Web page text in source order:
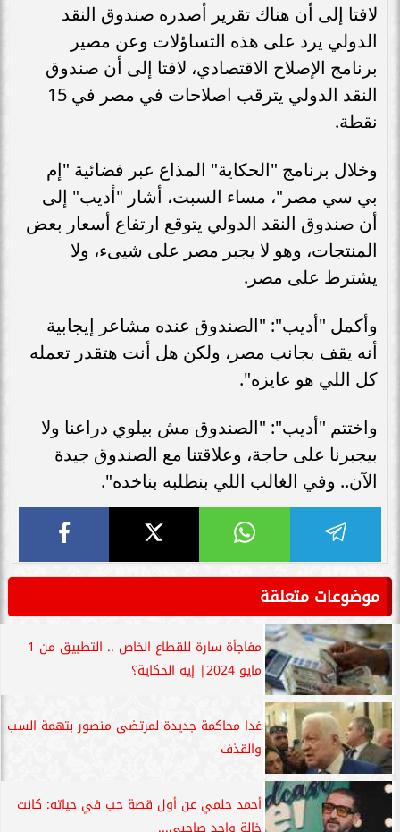
لافتا إلى أن هناك تقرير أصدره صندوق النقد
الدولي يرد على هذه التساؤلات وعن مصير
برنامج الإصلاح الاقتصادي، لافتا إلى أن صندوق
النقد الدولي يترقب اصلاحات في مصر في 15
نقطة.
وخلال برنامج "الحكاية" المذاع عبر فضائية "إم
بي سي مصر"، مساء السبت، أشار "أديب" إلى
أن صندوق النقد الدولي يتوقع ارتفاع أسعار بعض
المنتجات، وهو لا يجبر مصر على شيىء، ولا
يشترط على مصر.
وأكمل "أديب": "الصندوق عنده مشاعر إيجابية
أنه يقف بجانب مصر، ولكن هل أنت هتقدر تعمله
كل اللي هو عايزه".
واختتم "أديب": "الصندوق مش بيلوي دراعنا ولا
بيجبرنا على حاجة، وعلاقتنا مع الصندوق جيدة
الآن.. وفي الغالب اللي بنطلبه بناخده".
موضوعات متعلقة
مفاجأة سارة للقطاع الخاص .. التطبيق من 1
مايو 2024| إيه الحكاية؟
غدا محاكمة جديدة لمرتضى منصور بتهمة السب
والقذف
أحمد حلمي عن أول قصة حب في حياته: كانت